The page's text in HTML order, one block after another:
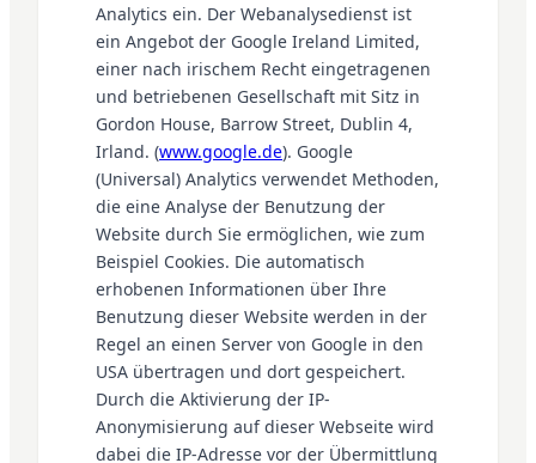
Analytics ein. Der Webanalysedienst ist
ein Angebot der Google Ireland Limited,
einer nach irischem Recht eingetragenen
und betriebenen Gesellschaft mit Sitz in
Gordon House, Barrow Street, Dublin 4,
Irland. (www.google.de). Google
(Universal) Analytics verwendet Methoden,
die eine Analyse der Benutzung der
Website durch Sie ermöglichen, wie zum
Beispiel Cookies. Die automatisch
erhobenen Informationen über Ihre
Benutzung dieser Website werden in der
Regel an einen Server von Google in den
USA übertragen und dort gespeichert.
Durch die Aktivierung der IP-
Anonymisierung auf dieser Webseite wird
dabei die IP-Adresse vor der Übermittlung